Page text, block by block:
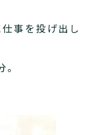
事を投げ出し